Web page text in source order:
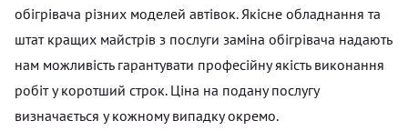
обігрівача різних моделей автівок. Якісне обладнання та
штат кращих майстрів з послуги заміна обігрівача надають
нам можливість гарантувати професійну якість виконання
робіт у коротший строк. Ціна на подану послугу
визначається у кожному випадку окремо.